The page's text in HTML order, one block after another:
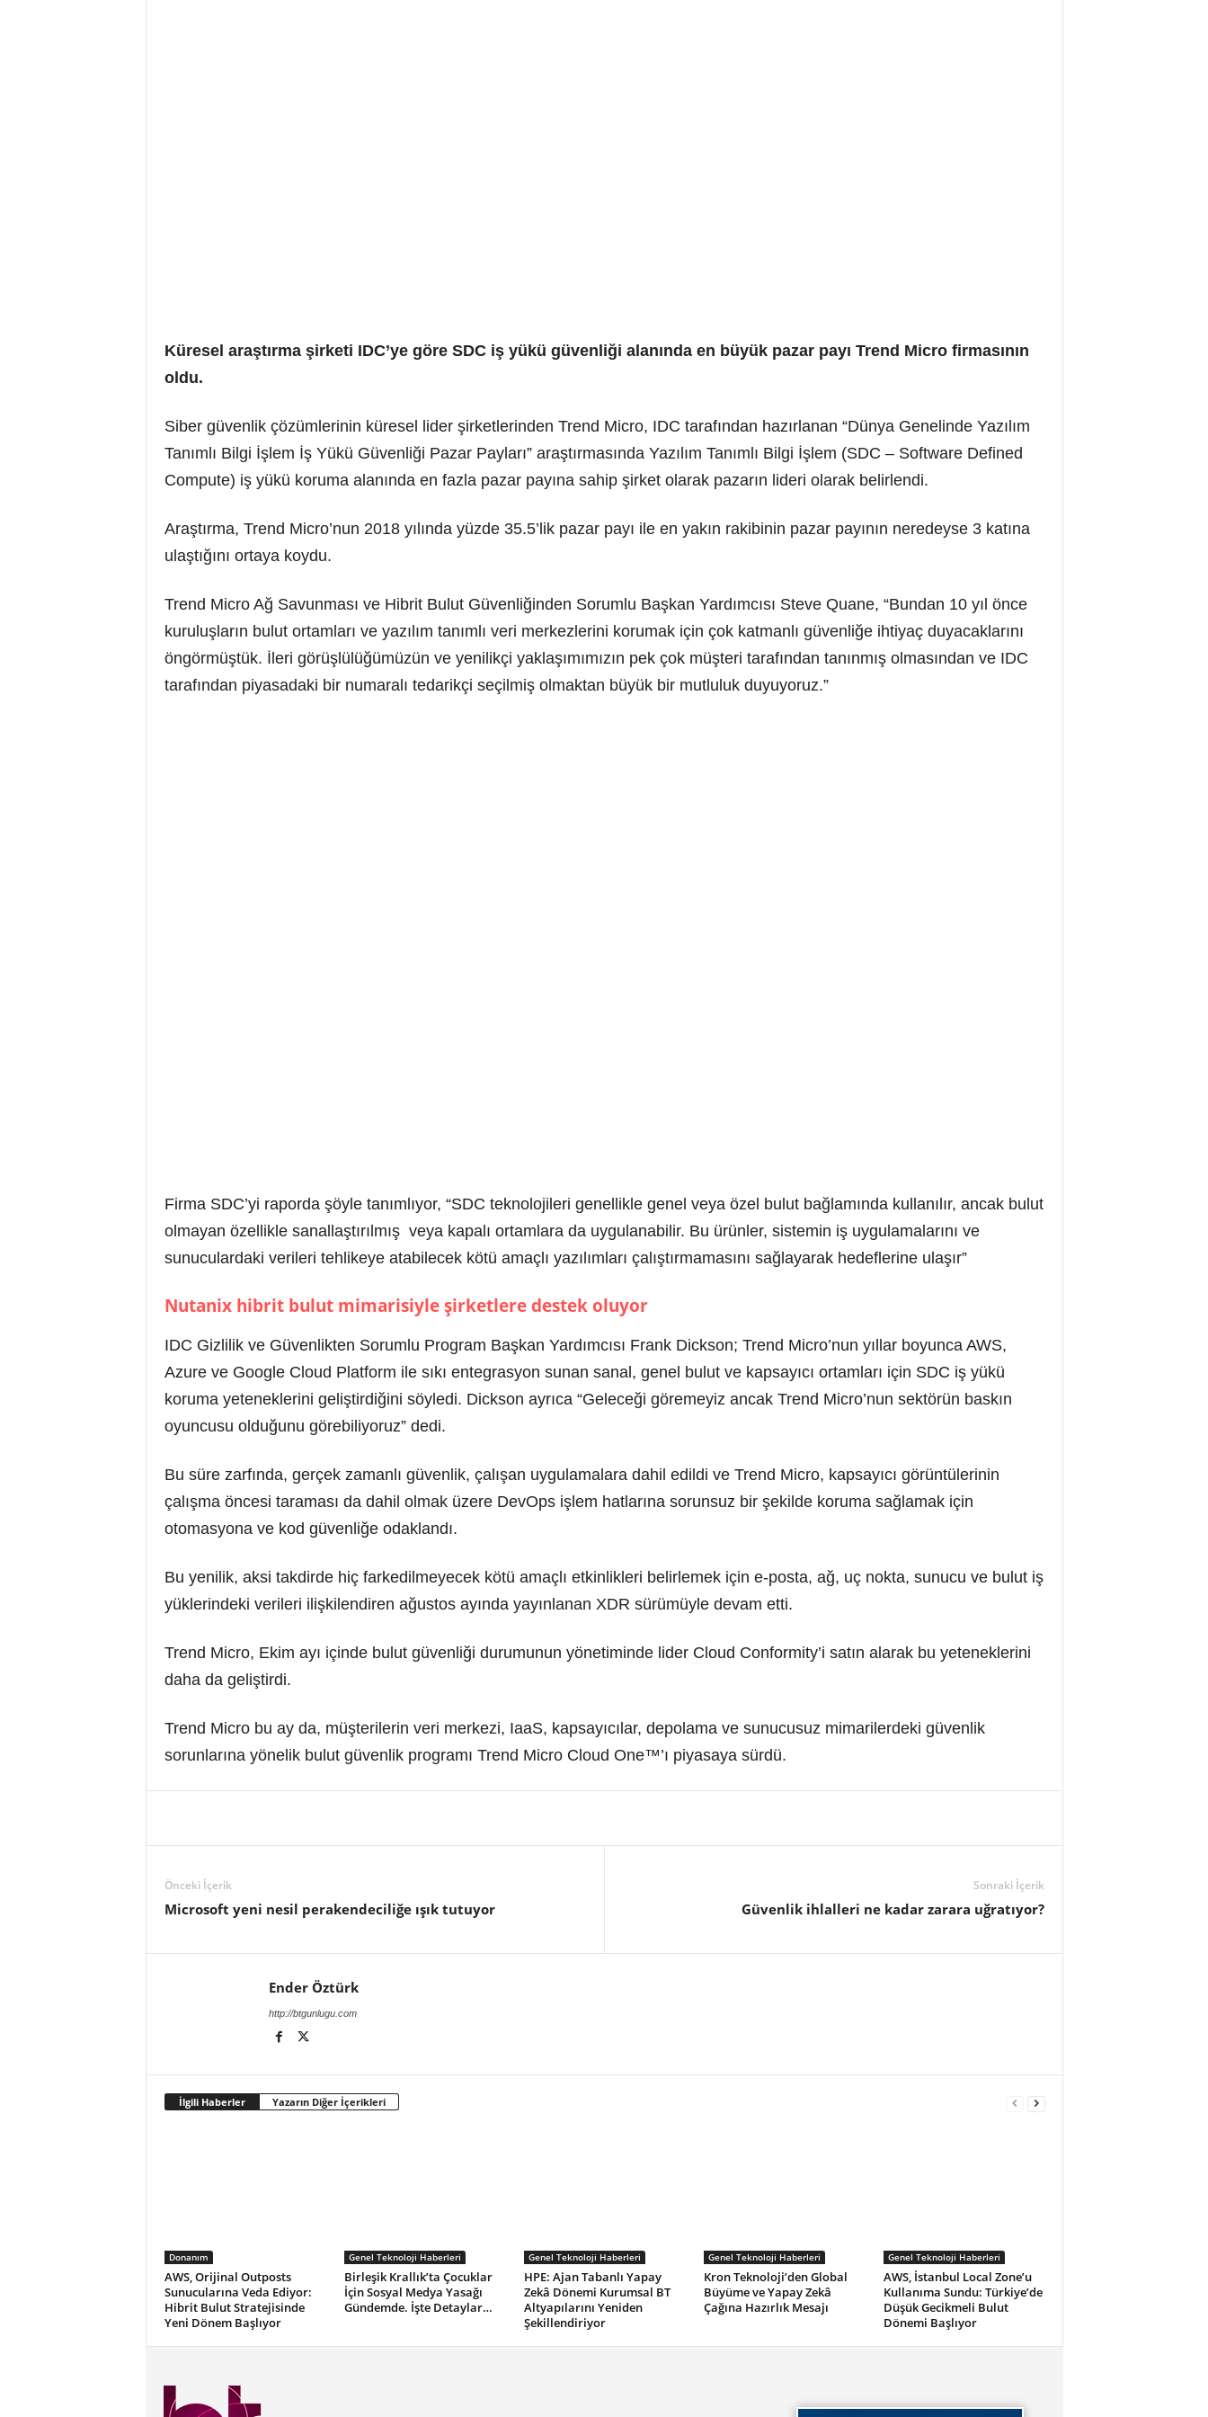
Küresel araştırma şirketi IDC’ye göre SDC iş yükü güvenliği alanında en büyük pazar payı Trend Micro firmasının
oldu.
Siber güvenlik çözümlerinin küresel lider şirketlerinden Trend Micro, IDC tarafından hazırlanan “Dünya Genelinde Yazılım
Tanımlı Bilgi İşlem İş Yükü Güvenliği Pazar Payları” araştırmasında Yazılım Tanımlı Bilgi İşlem (SDC – Software Defined
Compute) iş yükü koruma alanında en fazla pazar payına sahip şirket olarak pazarın lideri olarak belirlendi.
Araştırma, Trend Micro’nun 2018 yılında yüzde 35.5’lik pazar payı ile en yakın rakibinin pazar payının neredeyse 3 katına
ulaştığını ortaya koydu.
Trend Micro Ağ Savunması ve Hibrit Bulut Güvenliğinden Sorumlu Başkan Yardımcısı Steve Quane, “Bundan 10 yıl önce
kuruluşların bulut ortamları ve yazılım tanımlı veri merkezlerini korumak için çok katmanlı güvenliğe ihtiyaç duyacaklarını
öngörmüştük. İleri görüşlülüğümüzün ve yenilikçi yaklaşımımızın pek çok müşteri tarafından tanınmış olmasından ve IDC
tarafından piyasadaki bir numaralı tedarikçi seçilmiş olmaktan büyük bir mutluluk duyuyoruz.”
Firma SDC’yi raporda şöyle tanımlıyor, “SDC teknolojileri genellikle genel veya özel bulut bağlamında kullanılır, ancak bulut
olmayan özellikle sanallaştırılmış. veya kapalı ortamlara da uygulanabilir. Bu ürünler, sistemin iş uygulamalarını ve
sunuculardaki verileri tehlikeye atabilecek kötü amaçlı yazılımları çalıştırmamasını sağlayarak hedeflerine ulaşır”
Nutanix hibrit bulut mimarisiyle şirketlere destek oluyor
IDC Gizlilik ve Güvenlikten Sorumlu Program Başkan Yardımcısı Frank Dickson; Trend Micro’nun yıllar boyunca AWS,
Azure ve Google Cloud Platform ile sıkı entegrasyon sunan sanal, genel bulut ve kapsayıcı ortamları için SDC iş yükü
koruma yeteneklerini geliştirdiğini söyledi. Dickson ayrıca “Geleceği göremeyiz ancak Trend Micro’nun sektörün baskın
oyuncusu olduğunu görebiliyoruz” dedi.
Bu süre zarfında, gerçek zamanlı güvenlik, çalışan uygulamalara dahil edildi ve Trend Micro, kapsayıcı görüntülerinin
çalışma öncesi taraması da dahil olmak üzere DevOps işlem hatlarına sorunsuz bir şekilde koruma sağlamak için
otomasyona ve kod güvenliğe odaklandı.
Bu yenilik, aksi takdirde hiç farkedilmeyecek kötü amaçlı etkinlikleri belirlemek için e-posta, ağ, uç nokta, sunucu ve bulut iş
yüklerindeki verileri ilişkilendiren ağustos ayında yayınlanan XDR sürümüyle devam etti.
Trend Micro, Ekim ayı içinde bulut güvenliği durumunun yönetiminde lider Cloud Conformity’i satın alarak bu yeteneklerini
daha da geliştirdi.
Trend Micro bu ay da, müşterilerin veri merkezi, IaaS, kapsayıcılar, depolama ve sunucusuz mimarilerdeki güvenlik
sorunlarına yönelik bulut güvenlik programı Trend Micro Cloud One™’ı piyasaya sürdü.
Önceki İçerik
Microsoft yeni nesil perakendeciliğe ışık tutuyor
Sonraki İçerik
Güvenlik ihlalleri ne kadar zarara uğratıyor?
Ender Öztürk
http://btgunlugu.com
İlgili Haberler Yazarın Diğer İçerikleri
Donanım
AWS, Orijinal Outposts
Sunucularına Veda Ediyor:
Hibrit Bulut Stratejisinde
Yeni Dönem Başlıyor
Genel Teknoloji Haberleri
Birleşik Krallık’ta Çocuklar
İçin Sosyal Medya Yasağı
Gündemde. İşte Detaylar…
Genel Teknoloji Haberleri
HPE: Ajan Tabanlı Yapay
Zekâ Dönemi Kurumsal BT
Altyapılarını Yeniden
Şekillendiriyor
Genel Teknoloji Haberleri
Kron Teknoloji’den Global
Büyüme ve Yapay Zekâ
Çağına Hazırlık Mesajı
Genel Teknoloji Haberleri
AWS, İstanbul Local Zone’u
Kullanıma Sundu: Türkiye’de
Düşük Gecikmeli Bulut
Dönemi Başlıyor